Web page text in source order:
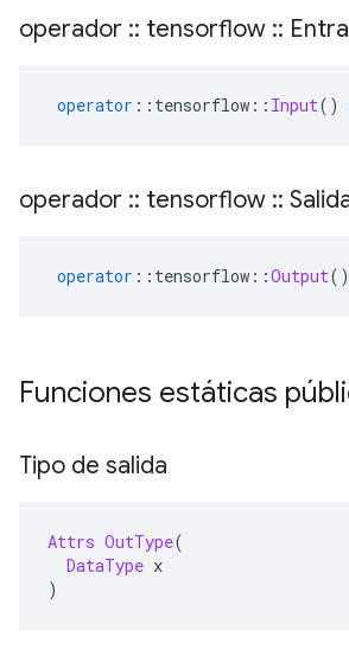
operador :: tensorflow ::
operator :: tensorflow :: Input()
operador :: tensorflow ::
operator :: tensorflow ::Output()
Funciones estáticas
Tipo de salida
Attrs OutType(
DataType x
)